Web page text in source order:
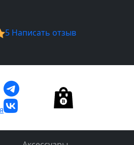
5 Написать отзыв